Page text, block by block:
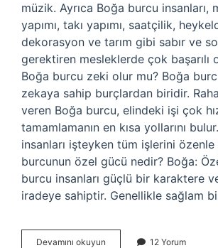
müzik. Ayrıca Boğa burcu insanları,
yapımı, takı yapımı, saatçilik,
dekorasyon ve tarım gibi sabır ve
gerektiren mesleklerde çok başarılı
Boğa burcu zeki olur mu? Boğa
zekaya sahip burçlardan biridir.
veren Boğa burcu, elindeki işi çok
tamamlamanın en kısa yollarını
insanları işteyken tüm işlerini
burcunun özel gücü nedir? Boğa:
burcu insanları güçlü bir karaktere
iradeye sahiptir. Genellikle sağlam
Devamını okuyun 12 Yorum